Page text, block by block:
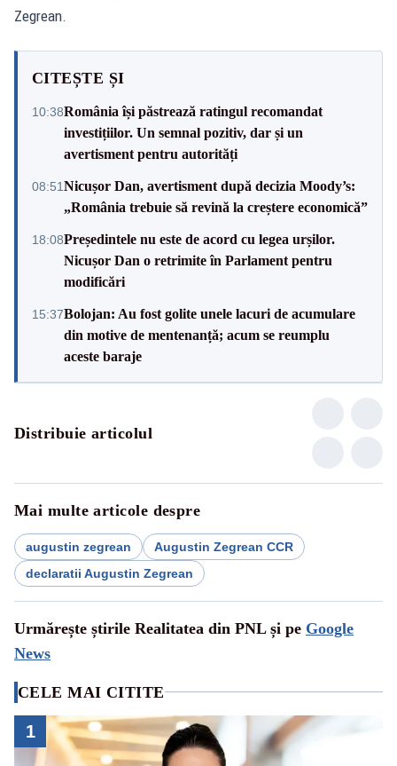
Zegrean.
CITEȘTE ȘI
10:38România își păstrează ratingul recomandat
investițiilor. Un semnal pozitiv, dar și un
avertisment pentru autorități
08:51Nicușor Dan, avertisment după decizia Moody’s:
„România trebuie să revină la creștere economică”
18:08Președintele nu este de acord cu legea urșilor.
Nicușor Dan o retrimite în Parlament pentru
modificări
15:37Bolojan: Au fost golite unele lacuri de acumulare
din motive de mentenanță; acum se reumplu
aceste baraje
Distribuie articolul
Mai multe articole despre
augustin zegrean
Augustin Zegrean CCR
declaratii Augustin Zegrean
Urmărește știrile Realitatea din PNL și pe Google
News
CELE MAI CITITE
1